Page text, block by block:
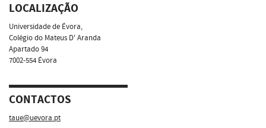
LOCALIZAÇÃO
Universidade de Évora,
Colégio do Mateus D' Aranda
Apartado 94
7002-554 Évora
CONTACTOS
taue@uevora.pt